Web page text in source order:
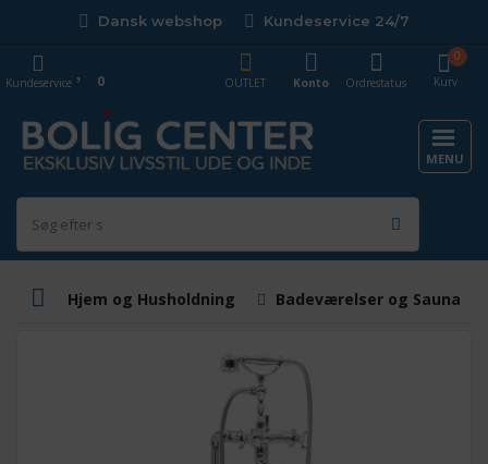
Dansk webshop Kundeservice 24/7
Kurv
0
OUTLET
Konto Ordrestatus
Kundeservice 0
MENU
Hjem og Husholdning Badeværelser og Saunaer